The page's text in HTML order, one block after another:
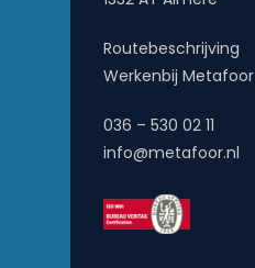
Routebeschrijving
Werkenbij Metafoor
036 – 530 02 11
info@metafoor.nl